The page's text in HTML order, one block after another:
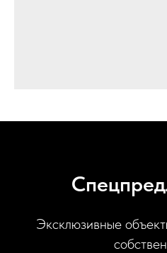
Эксклюзивные